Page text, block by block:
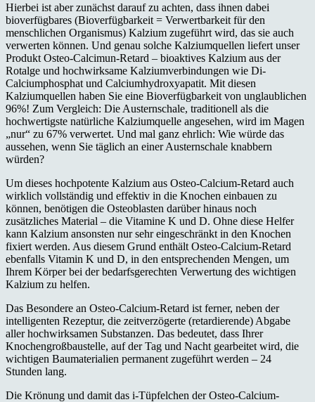
Hierbei ist aber zunächst darauf zu achten, dass ihnen dabei
bioverfügbares (Bioverfügbarkeit = Verwertbarkeit für den
menschlichen Organismus) Kalzium zugeführt wird, das sie auch
verwerten können. Und genau solche Kalziumquellen liefert unser
Produkt Osteo-Calcimun-Retard – bioaktives Kalzium aus der
Rotalge und hochwirksame Kalziumverbindungen wie Di-
Calciumphosphat und Calciumhydroxyapatit. Mit diesen
Kalziumquellen haben Sie eine Bioverfügbarkeit von unglaublichen
96%! Zum Vergleich: Die Austernschale, traditionell als die
hochwertigste natürliche Kalziumquelle angesehen, wird im Magen
„nur“ zu 67% verwertet. Und mal ganz ehrlich: Wie würde das
aussehen, wenn Sie täglich an einer Austernschale knabbern
würden?
Um dieses hochpotente Kalzium aus Osteo-Calcium-Retard auch
wirklich vollständig und effektiv in die Knochen einbauen zu
können, benötigen die Osteoblasten darüber hinaus noch
zusätzliches Material – die Vitamine K und D. Ohne diese Helfer
kann Kalzium ansonsten nur sehr eingeschränkt in den Knochen
fixiert werden. Aus diesem Grund enthält Osteo-Calcium-Retard
ebenfalls Vitamin K und D, in den entsprechenden Mengen, um
Ihrem Körper bei der bedarfsgerechten Verwertung des wichtigen
Kalzium zu helfen.
Das Besondere an Osteo-Calcium-Retard ist ferner, neben der
intelligenten Rezeptur, die zeitverzögerte (retardierende) Abgabe
aller hochwirksamen Substanzen. Das bedeutet, dass Ihrer
Knochengroßbaustelle, auf der Tag und Nacht gearbeitet wird, die
wichtigen Baumaterialien permanent zugeführt werden – 24
Stunden lang.
Die Krönung und damit das i-Tüpfelchen der Osteo-Calcium-